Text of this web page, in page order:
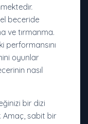
beceride
ve tırmanma.
performansını
oyunlar
nasıl
bir dizi
Amaç, sabit bir